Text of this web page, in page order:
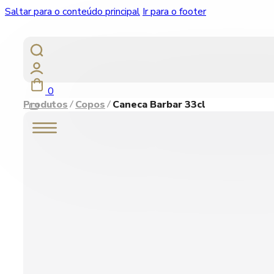
Saltar para o conteúdo principal Ir para o footer
0
Produtos
Copos Caneca Barbar 33cl